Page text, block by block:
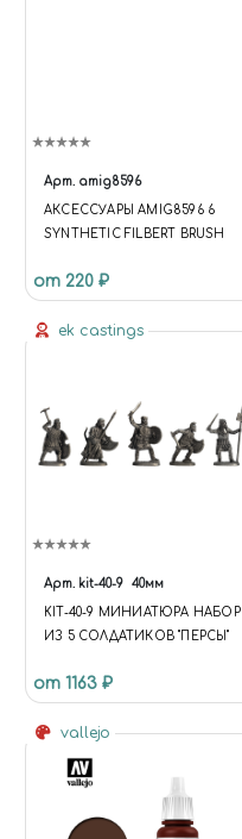
Арт. amig8596
АКСЕССУАРЫ AMIG8596 6
SYNTHETIC FILBERT BRUSH
от 220 ₽
ek castings
Арт. kit-40-9 40мм
KIT-40-9 МИНИАТЮРА НАБОР
ИЗ 5 СОЛДАТИКОВ "ПЕРСЫ"
от 1163 ₽
vallejo